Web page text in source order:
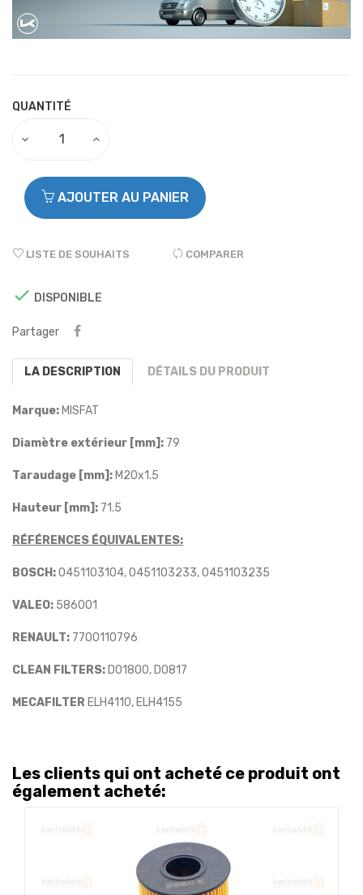
QUANTITÉ
AJOUTER AU PANIER
LISTE DE SOUHAITS COMPARER
 DISPONIBLE
Partager
LA DESCRIPTION DÉTAILS DU PRODUIT
Marque: MISFAT
Diamètre extérieur [mm]: 79
Taraudage [mm]: M20x1.5
Hauteur [mm]: 71.5
RÉFÉRENCES ÉQUIVALENTES:
BOSCH:0451103104, 0451103233, 0451103235
VALEO: 586001
RENAULT: 7700110796
CLEAN FILTERS: DO1800, DO817
MECAFILTER ELH4110, ELH4155
Les clients qui ont acheté ce produit ont
également acheté: